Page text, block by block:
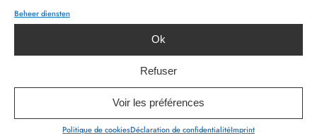
Beheer diensten
Ok
Refuser
Voir les préférences
Politique de cookiesDéclaration de confidentialitéImprint